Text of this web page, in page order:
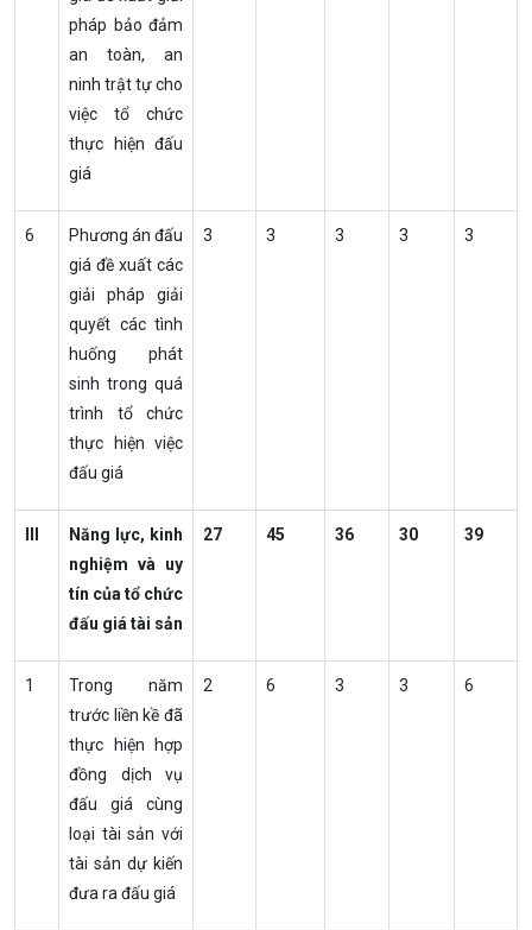
pháp bảo đảm
an toàn, an
ninh trật tự cho
việc tổ chức
thực hiện đấu
giá
6
Phương án đấu
giá đề xuất các
giải pháp giải
quyết các tình
huống phát
sinh trong quá
trình tổ chức
thực hiện việc
đấu giá
3 3 3 3 3
Năng lực, kinh
nghiệm và uy
tín của tổ chức
đấu giá tài sản
27 45 36 30 39
1
Trong năm
trước liền kề đã
thực hiện hợp
đồng dịch vụ
đấu giá cùng
loại tài sản với
tài sản dự kiến
đưa ra đấu giá
2 6 3 3 6